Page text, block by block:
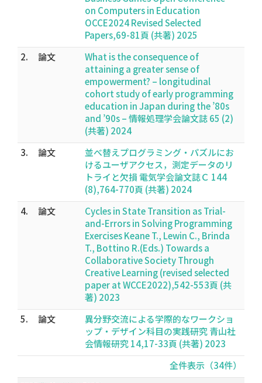
on Computers in Education
OCCE2024 Revised Selected
Papers,69-81頁 (共著) 2025
2.
論文
What is the consequence of
attaining a greater sense of
empowerment? – longitudinal
cohort study of early programming
education in Japan during the ’80s
and ’90s – 情報処理学会論文誌 65 (2)
(共著) 2024
3.
論文
並べ替えプログラミング・パズルにお
けるユーザアクセス，測定データのリ
トライと欠損 電気学会論文誌Ｃ 144
(8),764-770頁 (共著) 2024
4.
論文
Cycles in State Transition as Trial-
and-Errors in Solving Programming
Exercises Keane T., Lewin C., Brinda
T., Bottino R.(Eds.) Towards a
Collaborative Society Through
Creative Learning (revised selected
paper at WCCE2022),542-553頁 (共
著) 2023
5.
論文
異分野交流による学際的なワークショ
ップ・デザイン科目の実践研究 青山社
会情報研究 14,17-33頁 (共著) 2023
全件表示（34件）